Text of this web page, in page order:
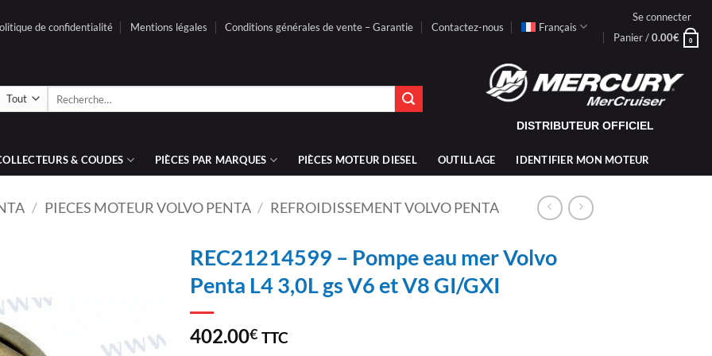
de confidentialité Mentions légales Conditions générales de vente – Garantie Contactez-nous Français
Se connecter
Panier /0.00€ 0
Recherche
DISTRIBUTEUR OFFICIEL
& COUDES PIÈCES PAR MARQUES PIÈCES MOTEUR DIESEL OUTILLAGE IDENTIFIER MON MOTEUR
/ PIECES MOTEUR VOLVO PENTA / REFROIDISSEMENT VOLVO PENTA
D’ENVIES
REC21214599 – Pompe eau mer Volvo
Penta L4 3,0L gs V6 et V8 GI/GXI
402.00€ TTC